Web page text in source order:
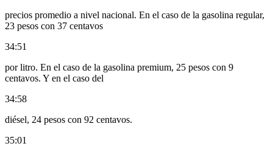
precios promedio a nivel nacional. En el caso de la gasolina regular,
23 pesos con 37 centavos
34:51
por litro. En el caso de la gasolina premium, 25 pesos con 9
centavos. Y en el caso del
34:58
diésel, 24 pesos con 92 centavos.
35:01